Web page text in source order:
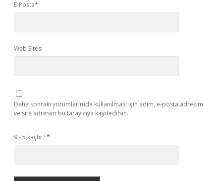
E-Posta*
Web Sitesi
Daha sonraki yorumlarımda kullanılması için adım, e-posta adresim
ve site adresim bu tarayıcıya kaydedilsin.
9 - 5 kaçtır?*